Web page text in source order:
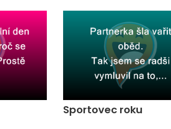
Sportovec roku